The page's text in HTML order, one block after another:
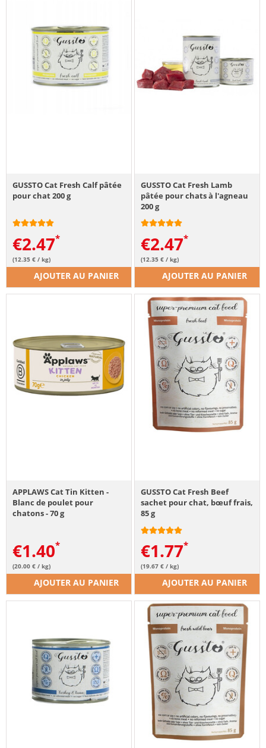
GUSSTO Cat Fresh Calf pâtée
pour chat 200 g
€2.47
(12.35 € / kg)
AJOUTER AU PANIER
GUSSTO Cat Fresh Lamb
pâtée pour chats à l'agneau
200 g
€2.47
(12.35 € / kg)
AJOUTER AU PANIER
APPLAWS Cat Tin Kitten -
Blanc de poulet pour
chatons - 70 g
€1.40
(20.00 € / kg)
AJOUTER AU PANIER
GUSSTO Cat Fresh Beef
sachet pour chat, bœuf frais,
85 g
€1.77
(19.67 € / kg)
AJOUTER AU PANIER